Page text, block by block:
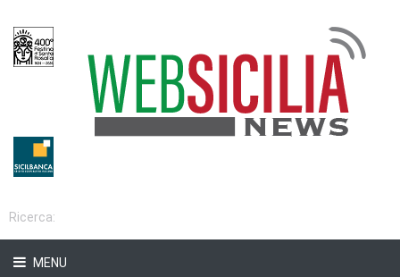
MENU